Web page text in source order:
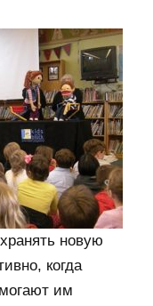
новую
когда
им